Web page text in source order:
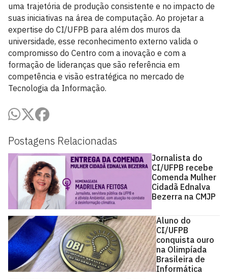
Postagens Relacionadas
Jornalista do
CI/UFPB recebe
Comenda Mulher
Cidadã Ednalva
Bezerra na CMJP
Aluno do
CI/UFPB
conquista ouro
na Olimpíada
Brasileira de
Informática
uma trajetória de produção consistente e no impacto de
suas iniciativas na área de computação. Ao projetar a
expertise do CI/UFPB para além dos muros da
universidade, esse reconhecimento externo valida o
compromisso do Centro com a inovação e com a
formação de lideranças que são referência em
competência e visão estratégica no mercado de
Tecnologia da Informação.